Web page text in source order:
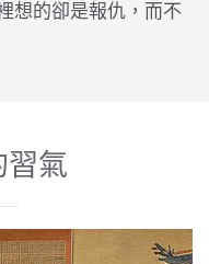
想的卻是報仇，而不
習氣